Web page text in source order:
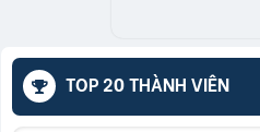
TOP 20 THÀNH VIÊN